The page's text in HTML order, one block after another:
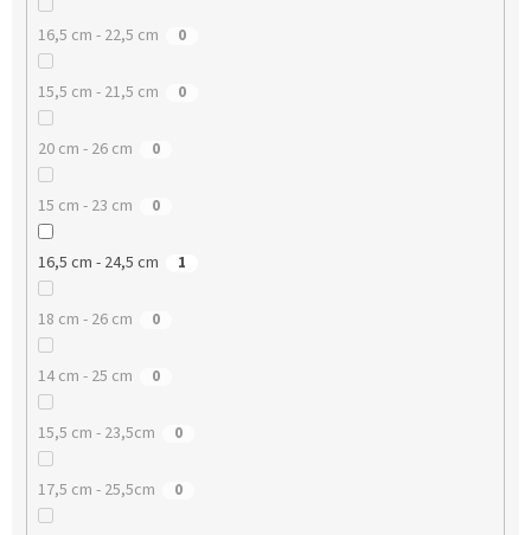
16,5 cm - 22,5 cm 0
15,5 cm - 21,5 cm 0
20 cm - 26 cm 0
15 cm - 23 cm 0
16,5 cm - 24,5 cm 1
18 cm - 26 cm 0
14 cm - 25 cm 0
15,5 cm - 23,5cm 0
17,5 cm - 25,5cm 0